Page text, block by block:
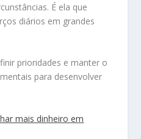
É ela que
diários em grandes
prioridades e manter o
para desenvolver
mais dinheiro em